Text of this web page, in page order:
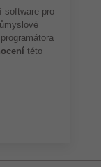
software pro
této